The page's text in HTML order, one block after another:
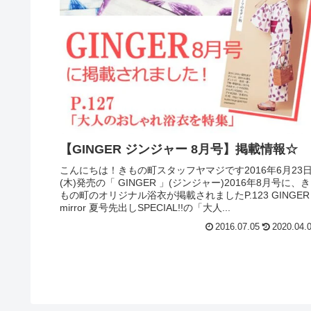
【GINGER ジンジャー 8月号】掲載情報☆
こんにちは！きもの町スタッフヤマジです2016年6月23
(木)発売の「 GINGER 」(ジンジャー)2016年8月号に、き
もの町のオリジナル浴衣が掲載されましたP.123 GINGER
mirror 夏号先出しSPECIAL!!の「大人...
2016.07.05